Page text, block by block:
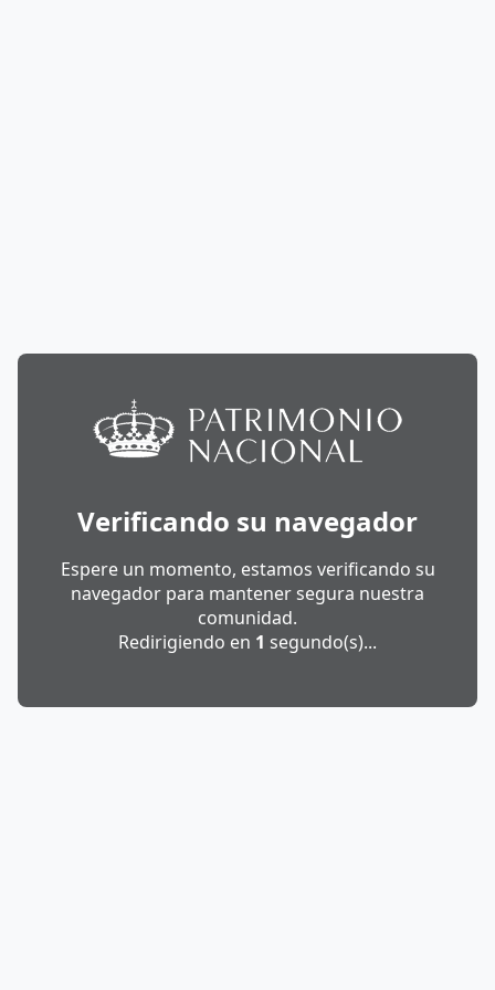
Verificando su navegador
Espere un momento, estamos verificando su
navegador para mantener segura nuestra
comunidad.
Redirigiendo en 1 segundo(s)...